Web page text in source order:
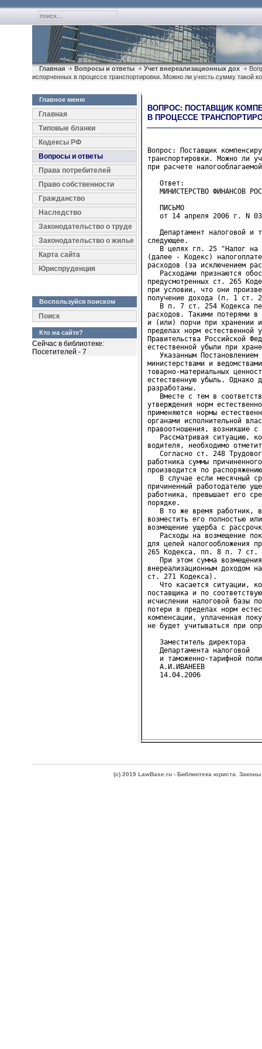
Главная Вопросы и ответы Учет внереализационных дох
испорченных в процессе транспортировки. Можно ли учесть сумму такой
Главное меню
Главная
Типовые бланки
Кодексы РФ
Вопросы и ответы
Права потребителей
Право собственности
Гражданство
Наследство
Законодательство о труде
Законодательство о жилье
Карта сайта
Юриспруденция
Воспользуйся поиском
Поиск
Кто на сайте?
Сейчас в библиотеке:
Посетителей - 7
ВОПРОС: ПОСТАВЩИК
В ПРОЦЕССЕ
Вопрос: Поставщик
транспортировки. Можно ли
при расчете
Ответ:
МИНИСТЕРСТВО ФИНАНСОВ
ПИСЬМО
от 14 апреля 2006 г. N
Департамент налоговой и
следующее.
В целях гл. 25 "Налог на
(далее - Кодекс)
расходов (за исключением
Расходами признаются
предусмотренных ст. 265
при условии, что они
получение дохода (п. 1 ст.
В п. 7 ст. 254 Кодекса
расходов. Такими потерями в
и (или) порчи при хранении
пределах норм естественной
Правительства Российской
естественной убыли при
Указанным Постановлением
министерствами и
товарно-материальных
естественную убыль. Однако
разработаны.
Вместе с тем в
утверждения норм
применяются нормы
органами исполнительной
правоотношения, возникшие с
Рассматривая ситуацию,
водителя, необходимо
Согласно ст. 248
работника суммы
производится по
В случае если месячный
причиненный работодателю
работника, превышает его
порядке.
В то же время работник,
возместить его полностью
возмещение ущерба с
Расходы на возмещение
для целей налогообложения
265 Кодекса, пп. 8 п. 7 ст.
При этом сумма
внереализационным доходом
ст. 271 Кодекса).
Что касается ситуации,
поставщика и по
исчислении налоговой базы
потери в пределах норм
компенсации, уплаченная
не будет учитываться при
Заместитель директора
Департамента налоговой
и таможенно-тарифной
А.И.ИВАНЕЕВ
(c) 2019 LawBase.ru - Библиотека юриста.